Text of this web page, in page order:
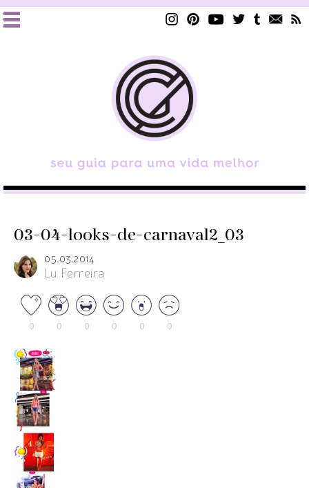
03-04-looks-de-carnaval2_03
05.03.2014
Lu Ferreira
0 0 0 0 0 0